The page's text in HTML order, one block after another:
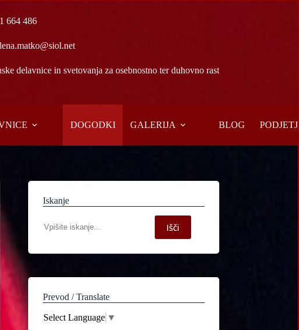
664 486
delavnice in svetovanja za osebnostno ter duhovno rast
DOGODKI GALERIJA BLOG
Iskanje
po
Išči
Prevod / Translate
Select Language ▼